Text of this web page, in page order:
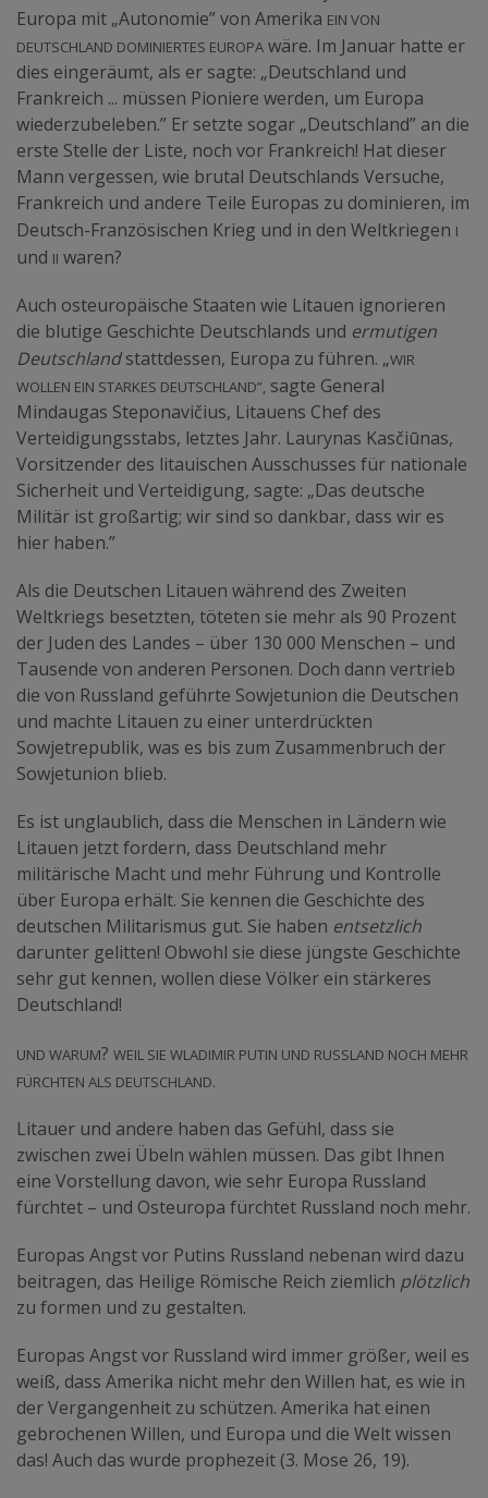
Europa mit „Autonomie” von Amerika ein von
Deutschland dominiertes Europawäre. Im Januar hatte er
dies eingeräumt, als er sagte: „Deutschland und
Frankreich ... müssen Pioniere werden, um Europa
wiederzubeleben.” Er setzte sogar „Deutschland” an die
erste Stelle der Liste, noch vor Frankreich! Hat dieser
Mann vergessen, wie brutal Deutschlands Versuche,
Frankreich und andere Teile Europas zu dominieren, im
Deutsch-Französischen Krieg und in den Weltkriegen I
und II waren?
Auch osteuropäische Staaten wie Litauen ignorieren
die blutige Geschichte Deutschlands und ermutigen
Deutschlandstattdessen, Europa zu führen. „Wir
wollen ein starkes Deutschland”, sagte General
Mindaugas Steponavičius, Litauens Chef des
Verteidigungsstabs, letztes Jahr. Laurynas Kasčiūnas,
Vorsitzender des litauischen Ausschusses für nationale
Sicherheit und Verteidigung, sagte: „Das deutsche
Militär ist großartig; wir sind so dankbar, dass wir es
hier haben.”
Als die Deutschen Litauen während des Zweiten
Weltkriegs besetzten, töteten sie mehr als 90 Prozent
der Juden des Landes – über 130 000 Menschen – und
Tausende von anderen Personen. Doch dann vertrieb
die von Russland geführte Sowjetunion die Deutschen
und machte Litauen zu einer unterdrückten
Sowjetrepublik, was es bis zum Zusammenbruch der
Sowjetunion blieb.
Es ist unglaublich, dass die Menschen in Ländern wie
Litauen jetzt fordern, dass Deutschland mehr
militärische Macht und mehr Führung und Kontrolle
über Europa erhält. Sie kennen die Geschichte des
deutschen Militarismus gut. Sie haben entsetzlich
darunter gelitten! Obwohl sie diese jüngste Geschichte
sehr gut kennen, wollen diese Völker ein stärkeres
Deutschland!
Und warum? Weil sie Wladimir Putin und Russland noch mehr
fürchten als Deutschland.
Litauer und andere haben das Gefühl, dass sie
zwischen zwei Übeln wählen müssen. Das gibt Ihnen
eine Vorstellung davon, wie sehr Europa Russland
fürchtet – und Osteuropa fürchtet Russland noch mehr.
Europas Angst vor Putins Russland nebenan wird dazu
beitragen, das Heilige Römische Reich ziemlich plötzlich
zu formen und zu gestalten.
Europas Angst vor Russland wird immer größer, weil es
weiß, dass Amerika nicht mehr den Willen hat, es wie in
der Vergangenheit zu schützen. Amerika hat einen
gebrochenen Willen, und Europa und die Welt wissen
das! Auch das wurde prophezeit (3. Mose 26, 19).